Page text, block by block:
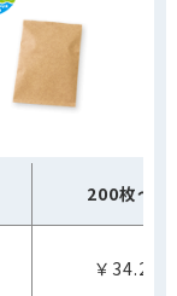
200枚～
￥34.2